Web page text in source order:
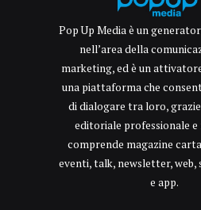
Pop Up Media è un
nell’area della
marketing, ed è un
una piattaforma che
di dialogare tra loro,
editoriale professionale e
comprende magazine
eventi, talk, newsletter,
e app.